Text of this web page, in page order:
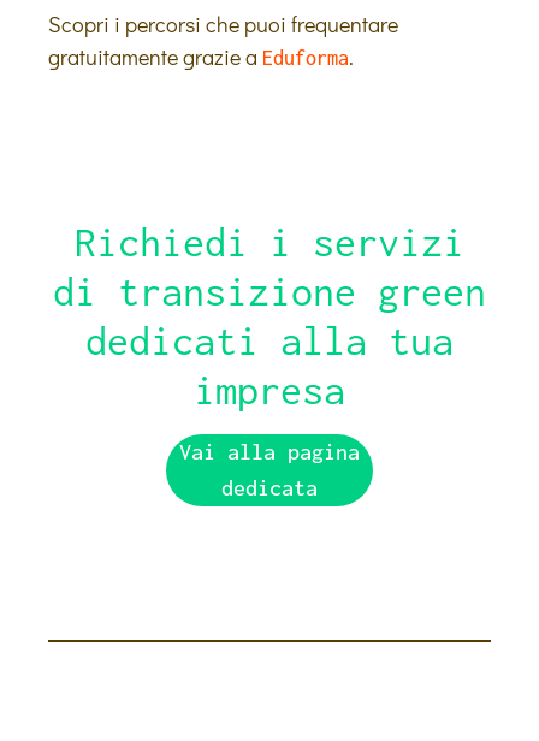
Scopri i percorsi che puoi frequentare
gratuitamente grazie a Eduforma.
Richiedi i servizi
di transizione green
dedicati alla tua
impresa
Vai alla pagina
dedicata